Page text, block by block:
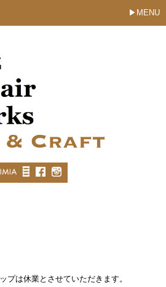
MENU
プは休業とさせていただきます。